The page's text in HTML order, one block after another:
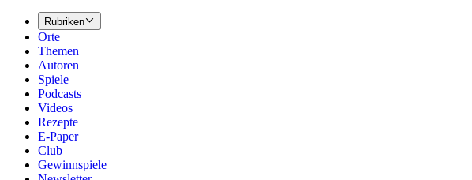
Rubriken
Orte
Themen
Autoren
Spiele
Podcasts
Videos
Rezepte
E-Paper
Club
Gewinnspiele